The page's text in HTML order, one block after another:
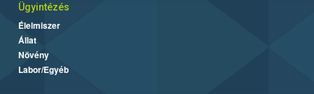
Ügyintézés
Élelmiszer
Állat
Növény
Labor/Egyéb